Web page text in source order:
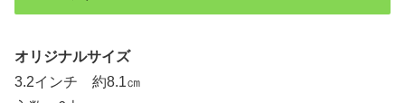
オリジナルサイズ
3.2インチ 約8.1㎝